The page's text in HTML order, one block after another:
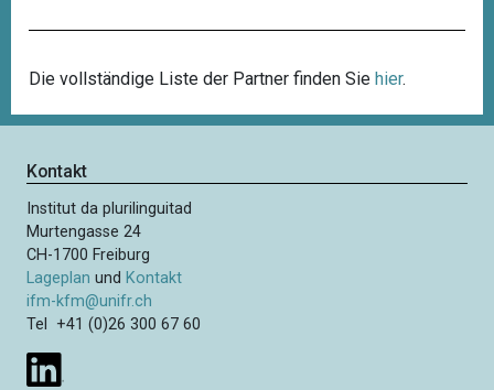
Die vollständige Liste der Partner finden Sie hier.
Kontakt
Institut da plurilinguitad
Murtengasse 24
CH-1700 Freiburg
Lageplan und Kontakt
ifm-kfm@unifr.ch
Tel +41 (0)26 300 67 60